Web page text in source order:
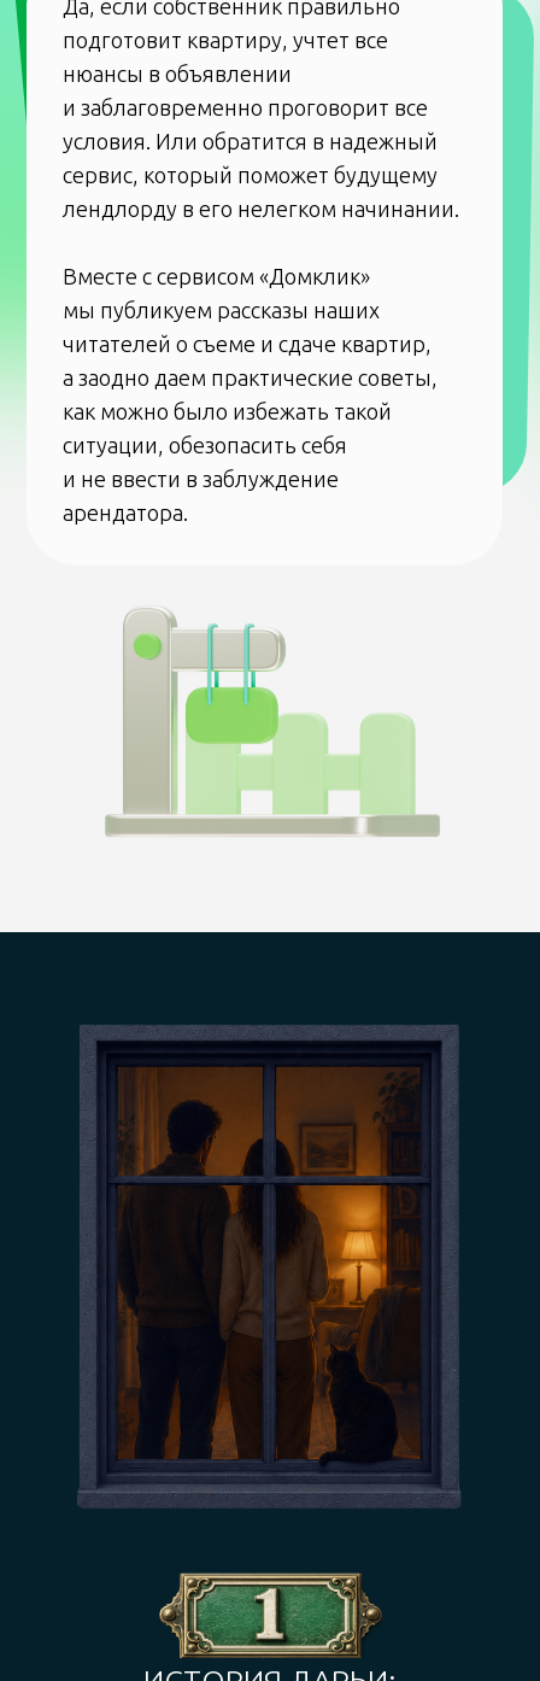
ИСТОРИЯ ДАРЬИ:
Хотя в договоре было отдельным пунктом
указано, что жилье предоставляется только
ей, никаких посторонних на постоянной
муж» еще и возмутился, что я расторгаю
договор без предупреждения, хотя
с нанимательницей мы это обсудили
Представим, что это фрагмент пьесы.
А — автор
Дэ — дама-арендатор
А: Постойте! Ведь Дэ тоже
нарушила условия договора!
Она подписала договор, что
будет жить одна, а оказалось,
что в квартире проживают
Ужель вы думали, что
взрослая женщина будет
жить отдельно от мужа?